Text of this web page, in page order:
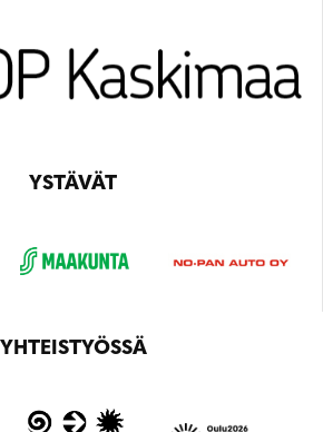
YSTÄVÄT
YHTEISTYÖSSÄ